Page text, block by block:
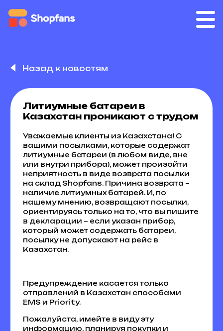
Назад к новостям
Литиумные батареи в
Казахстан проникают с трудом
Уважаемые клиенты из Казахстана! С
вашими посылками, которые содержат
литиумные батареи (в любом виде, вне
или внутри прибора), может произойти
неприятность в виде возврата посылки
на склад Shopfans. Причина возврата –
наличие литиумных батарей. И, по
нашему мнению, возвращают посылки,
ориентируясь только на то, что вы пишите
в декларации – если указан прибор,
который может содержать батареи,
посылку не допускают на рейс в
Казахстан.
Предупреждение касается только
отправлений в Казахстан способами
EMS и Priority.
Пожалуйста, имейте в виду эту
информацию, планируя покупки и